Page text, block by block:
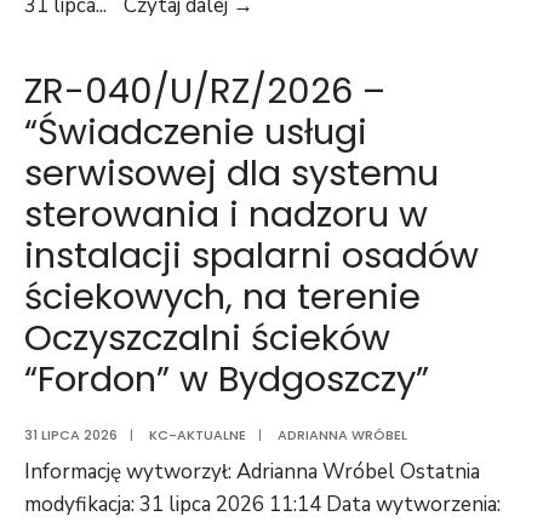
wybuduj”
–
“Zakup
pomp
zatapialnych
–
5
szt.”
ZR-040/U/RZ/2026 –
“Świadczenie usługi
serwisowej dla systemu
sterowania i nadzoru w
instalacji spalarni osadów
ściekowych, na terenie
Oczyszczalni ścieków
“Fordon” w Bydgoszczy”
31 LIPCA 2026 | KC-AKTUALNE | ADRIANNA WRÓBEL
Informację wytworzył: Adrianna Wróbel Ostatnia
modyfikacja: 31 lipca 2026 11:14 Data wytworzenia: